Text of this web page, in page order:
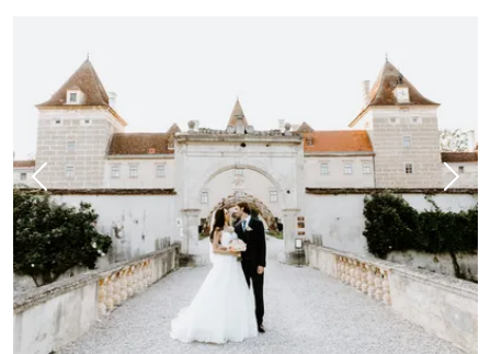
Vorheriges Bild